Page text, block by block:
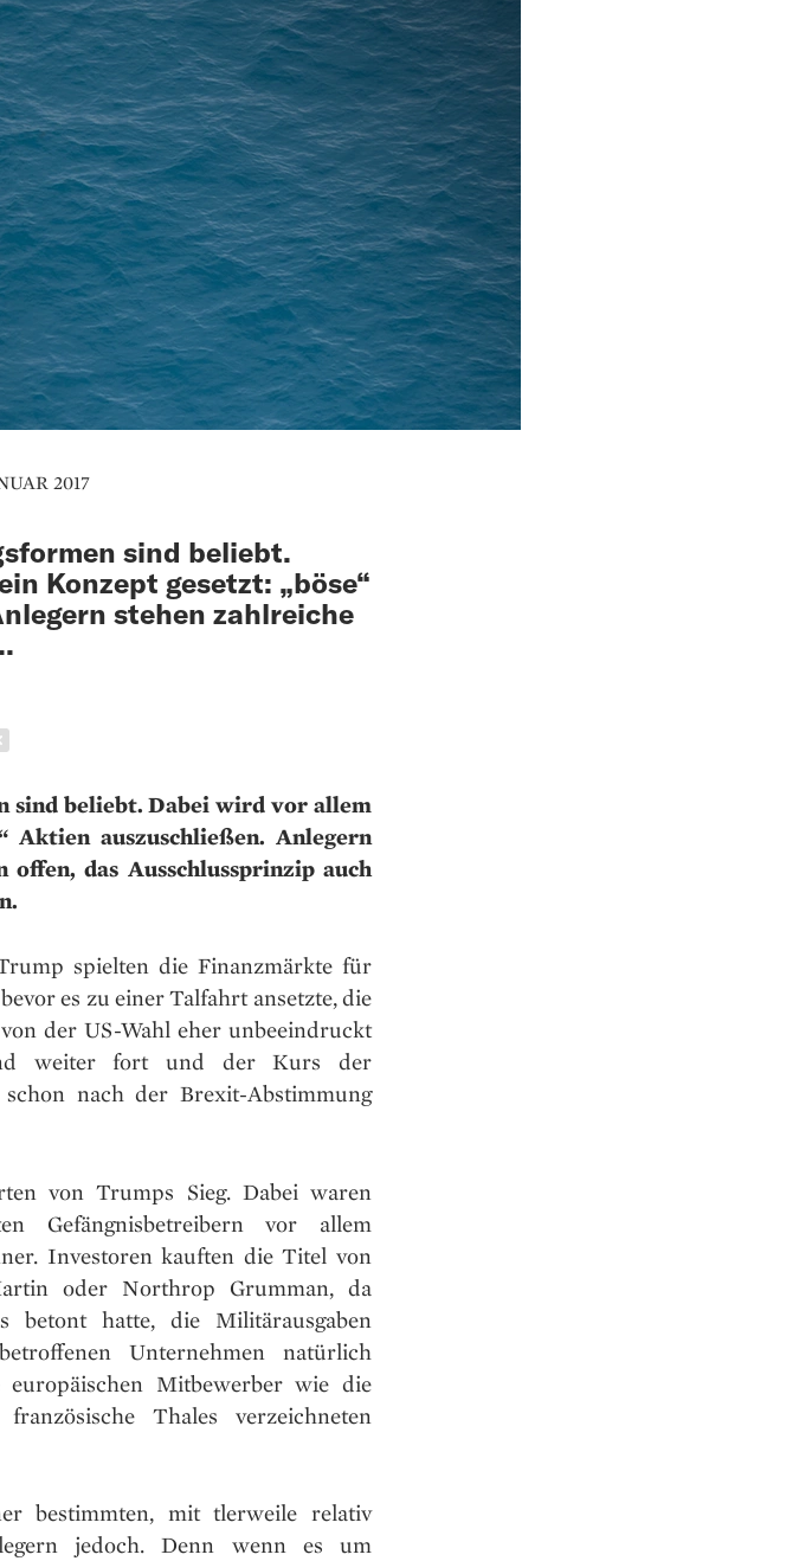
2017
sind beliebt.
Konzept gesetzt: „böse“
stehen zahlreiche
sind beliebt. Dabei wird vor allem
Aktien auszuschließen. Anlegern
das Ausschlussprinzip auch
spielten die Finanzmärkte für
es zu einer Talfahrt ansetzte, die
der US-Wahl eher unbeeindruckt
weiter fort und der Kurs der
nach der Brexit-Abstimmung
von Trumps Sieg. Dabei waren
Gefängnisbetreibern vor allem
Investoren kauften die Titel von
oder Northrop Grumman, da
betont hatte, die Militärausgaben
Unternehmen natürlich
Mitbewerber wie die
Thales verzeichneten
bestimmten, mit tlerweile relativ
jedoch. Denn wenn es um